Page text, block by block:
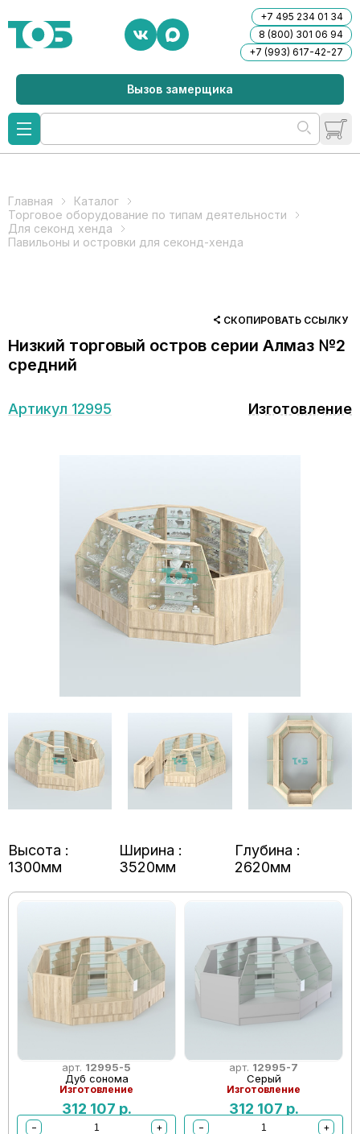
+7 495 234 01 34
8 (800) 301 06 94
+7 (993) 617-42-27
Вызов замерщика
Главная
Каталог
Торговое оборудование по типам деятельности
Для секонд хенда
Павильоны и островки для секонд-хенда
СКОПИРОВАТЬ ССЫЛКУ
Низкий торговый остров серии Алмаз №2
средний
Артикул 12995 Изготовление
Высота :
1300мм
Ширина :
3520мм
Глубина :
2620мм
арт. 12995-5
Дуб сонома
Изготовление
312 107 р.
−
+
арт. 12995-7
Серый
Изготовление
312 107 р.
−
+